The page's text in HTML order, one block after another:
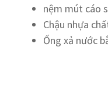
nệm mút cáo
Chậu nhựa
Ống xả nước